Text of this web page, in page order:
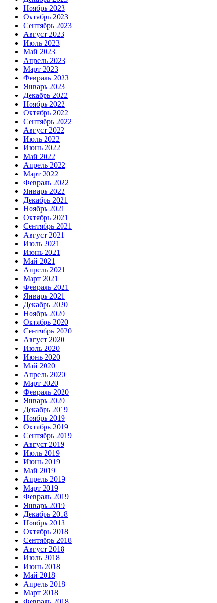
Ноябрь 2023
Октябрь 2023
Сентябрь 2023
Август 2023
Июль 2023
Май 2023
Апрель 2023
Март 2023
Февраль 2023
Январь 2023
Декабрь 2022
Ноябрь 2022
Октябрь 2022
Сентябрь 2022
Август 2022
Июль 2022
Июнь 2022
Май 2022
Апрель 2022
Март 2022
Февраль 2022
Январь 2022
Декабрь 2021
Ноябрь 2021
Октябрь 2021
Сентябрь 2021
Август 2021
Июль 2021
Июнь 2021
Май 2021
Апрель 2021
Март 2021
Февраль 2021
Январь 2021
Декабрь 2020
Ноябрь 2020
Октябрь 2020
Сентябрь 2020
Август 2020
Июль 2020
Июнь 2020
Май 2020
Апрель 2020
Март 2020
Февраль 2020
Январь 2020
Декабрь 2019
Ноябрь 2019
Октябрь 2019
Сентябрь 2019
Август 2019
Июль 2019
Июнь 2019
Май 2019
Апрель 2019
Март 2019
Февраль 2019
Январь 2019
Декабрь 2018
Ноябрь 2018
Октябрь 2018
Сентябрь 2018
Август 2018
Июль 2018
Июнь 2018
Май 2018
Апрель 2018
Март 2018
Февраль 2018